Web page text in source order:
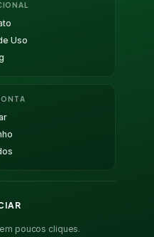
Uso
poucos cliques.